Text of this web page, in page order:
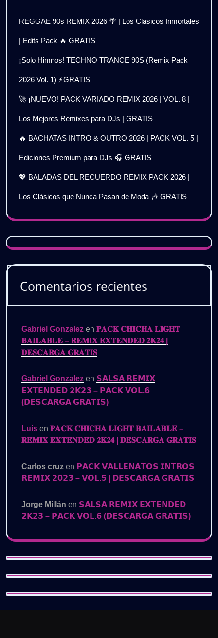
REGGAE 90s REMIX 2026 🌴 | Los Clásicos Inmortales
| Edits Pack 🔥 GRATIS
¡Solo Himnos! TECHNO TRANCE 90S (Remix Pack
2026 Vol. 1) ⚡GRATIS
🚀 ¡NUEVO! PACK VARIADO REMIX 2026 | VOL. 8 |
Los Mejores Remixes para DJs | GRATIS
🔥 BACHATAS INTRO & OUTRO 2026 | PACK VOL. 5 |
Ediciones Premium para DJs 🎧 GRATIS
💖 BALADAS DEL RECUERDO REMIX PACK 2026 |
Los Clásicos que Nunca Pasan de Moda 🎶 GRATIS
Comentarios recientes
Gabriel Gonzalez en 𝐏𝐀𝐂𝐊 𝐂𝐇𝐈𝐂𝐇𝐀 𝐋𝐈𝐆𝐇𝐓
𝐁𝐀𝐈𝐋𝐀𝐁𝐋𝐄 – 𝐑𝐄𝐌𝐈𝐗 𝐄𝐗𝐓𝐄𝐍𝐃𝐄𝐃 𝟐𝐊𝟐𝟒 |
𝐃𝐄𝐒𝐂𝐀𝐑𝐆𝐀 𝐆𝐑𝐀𝐓𝐈𝐒
Gabriel Gonzalez en 𝗦𝗔𝗟𝗦𝗔 𝗥𝗘𝗠𝗜𝗫
𝗘𝗫𝗧𝗘𝗡𝗗𝗘𝗗 𝟮𝗞𝟮𝟯 – 𝗣𝗔𝗖𝗞 𝗩𝗢𝗟.𝟲
(𝗗𝗘𝗦𝗖𝗔𝗥𝗚𝗔 𝗚𝗥𝗔𝗧𝗜𝗦)
Luis en 𝐏𝐀𝐂𝐊 𝐂𝐇𝐈𝐂𝐇𝐀 𝐋𝐈𝐆𝐇𝐓 𝐁𝐀𝐈𝐋𝐀𝐁𝐋𝐄 –
𝐑𝐄𝐌𝐈𝐗 𝐄𝐗𝐓𝐄𝐍𝐃𝐄𝐃 𝟐𝐊𝟐𝟒 | 𝐃𝐄𝐒𝐂𝐀𝐑𝐆𝐀 𝐆𝐑𝐀𝐓𝐈𝐒
Carlos cruz en 𝗣𝗔𝗖𝗞 𝗩𝗔𝗟𝗟𝗘𝗡𝗔𝗧𝗢𝗦 𝗜𝗡𝗧𝗥𝗢𝗦
𝗥𝗘𝗠𝗜𝗫 𝟮𝟬𝟮𝟯 – 𝗩𝗢𝗟.𝟱 | 𝗗𝗘𝗦𝗖𝗔𝗥𝗚𝗔 𝗚𝗥𝗔𝗧𝗜𝗦
Jorge Millán en 𝗦𝗔𝗟𝗦𝗔 𝗥𝗘𝗠𝗜𝗫 𝗘𝗫𝗧𝗘𝗡𝗗𝗘𝗗
𝟮𝗞𝟮𝟯 – 𝗣𝗔𝗖𝗞 𝗩𝗢𝗟.𝟲 (𝗗𝗘𝗦𝗖𝗔𝗥𝗚𝗔 𝗚𝗥𝗔𝗧𝗜𝗦)